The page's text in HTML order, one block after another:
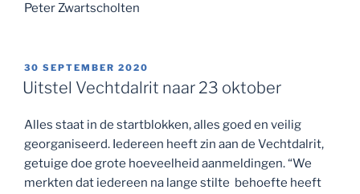
Peter Zwartscholten
GEPLAATST
OP
30 SEPTEMBER 2020
Uitstel Vechtdalrit naar 23 oktober
Alles staat in de startblokken, alles goed en veilig
georganiseerd. Iedereen heeft zin aan de Vechtdalrit,
getuige doe grote hoeveelheid aanmeldingen. “We
merkten dat iedereen na lange stilte behoefte heeft